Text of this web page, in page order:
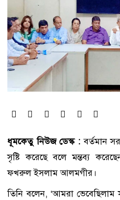
ধূমকেতু নিউজ ডেস্ক :বর্তমান
সৃষ্টি করেছে বলে মন্তব্য
ফখরুল ইসলাম আলমগীর।
তিনি বলেন, ‘আমরা